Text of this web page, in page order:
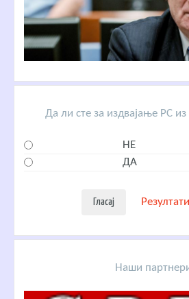
Да ли сте за издвајање РС
НЕ
ДА
Наши